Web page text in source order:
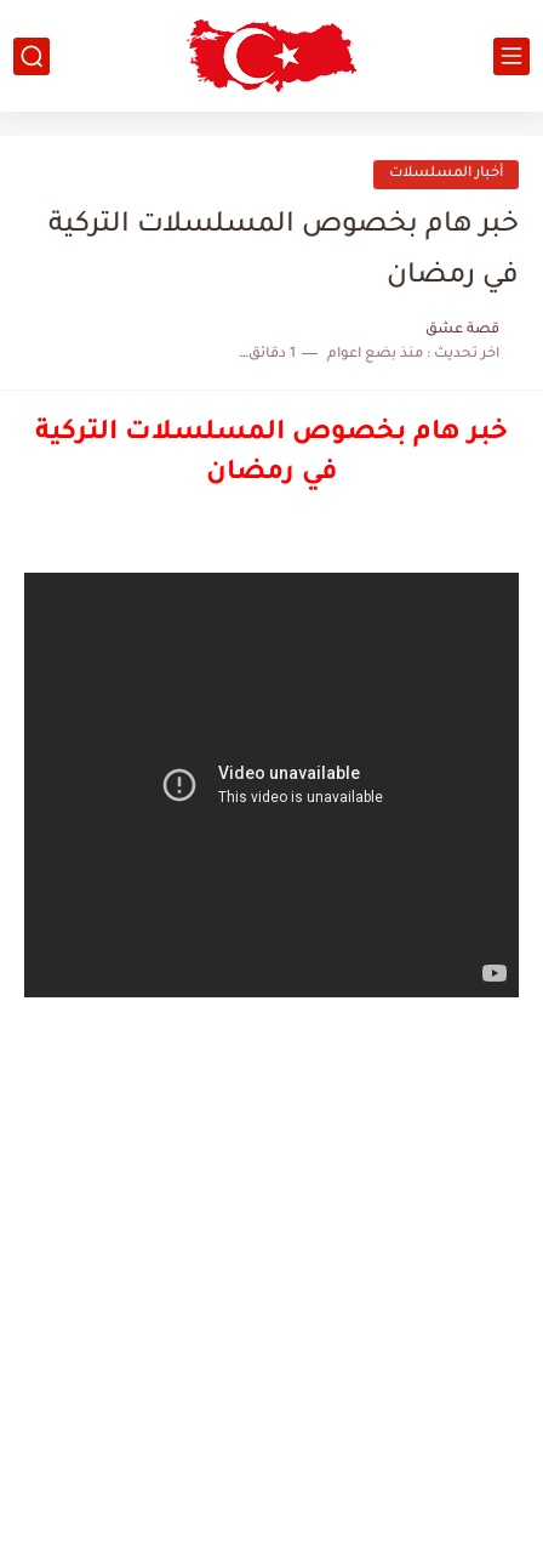
أخبار المسلسلات
خبر هام بخصوص المسلسلات التركية
في رمضان
قصة عشق
اخر تحديث :منذ بضع اعوام 1 دقائق للقراءة
خبر هام بخصوص المسلسلات التركية
في رمضان